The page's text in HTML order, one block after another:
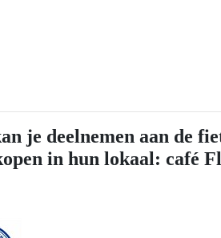
je deelnemen aan de
in hun lokaal: café